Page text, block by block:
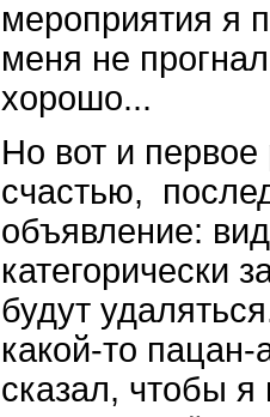
мероприятия я
меня не
хорошо...
Но вот и первое
счастью,
объявление:
категорически
будут
какой-то
сказал, чтобы